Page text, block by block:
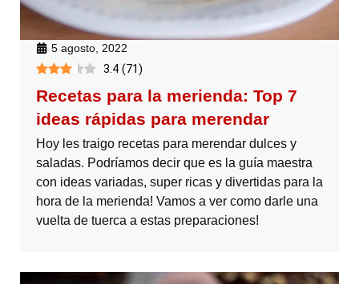
5 agosto, 2022
3.4 (71)
Recetas para la merienda: Top 7
ideas rápidas para merendar
Hoy les traigo recetas para merendar dulces y
saladas. Podríamos decir que es la guía maestra
con ideas variadas, super ricas y divertidas para la
hora de la merienda! Vamos a ver como darle una
vuelta de tuerca a estas preparaciones!